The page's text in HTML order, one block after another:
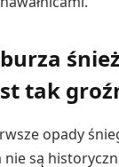
tak
opady
nie są